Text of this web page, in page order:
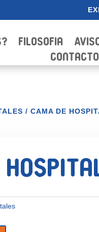
Filosofia
Contacto
/ CAMA DE